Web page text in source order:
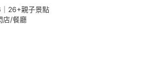
26+親子景點
店/餐廳